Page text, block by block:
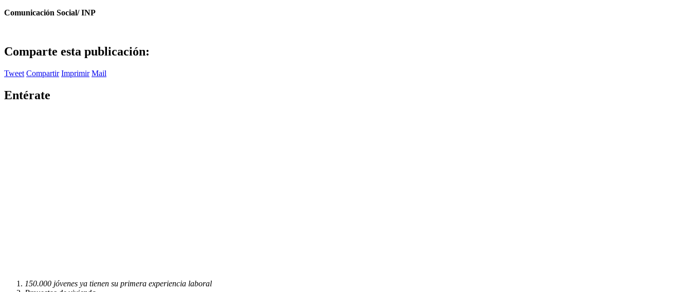
Comunicación Social/ INP
Comparte esta publicación:
Tweet Compartir Imprimir Mail
Entérate
150.000 jóvenes ya tienen su primera experiencia laboral